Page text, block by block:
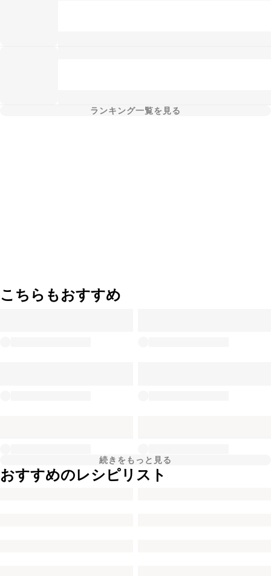
ランキング一覧を見る
こちらもおすすめ
続きをもっと見る
おすすめのレシピリスト